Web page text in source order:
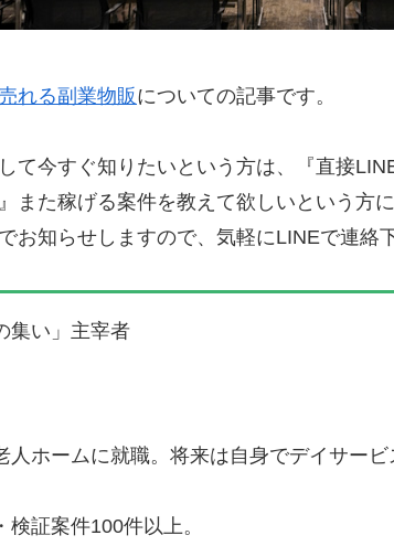
れる副業物販についての記事です。
て今すぐ知りたいという方は、
『直接
また稼げる案件を教えて欲しいという方
お知らせしますので、気軽にLINEで連絡
集い」主宰者
人ホームに就職。将来は自身でデイサー
証案件100件以上。